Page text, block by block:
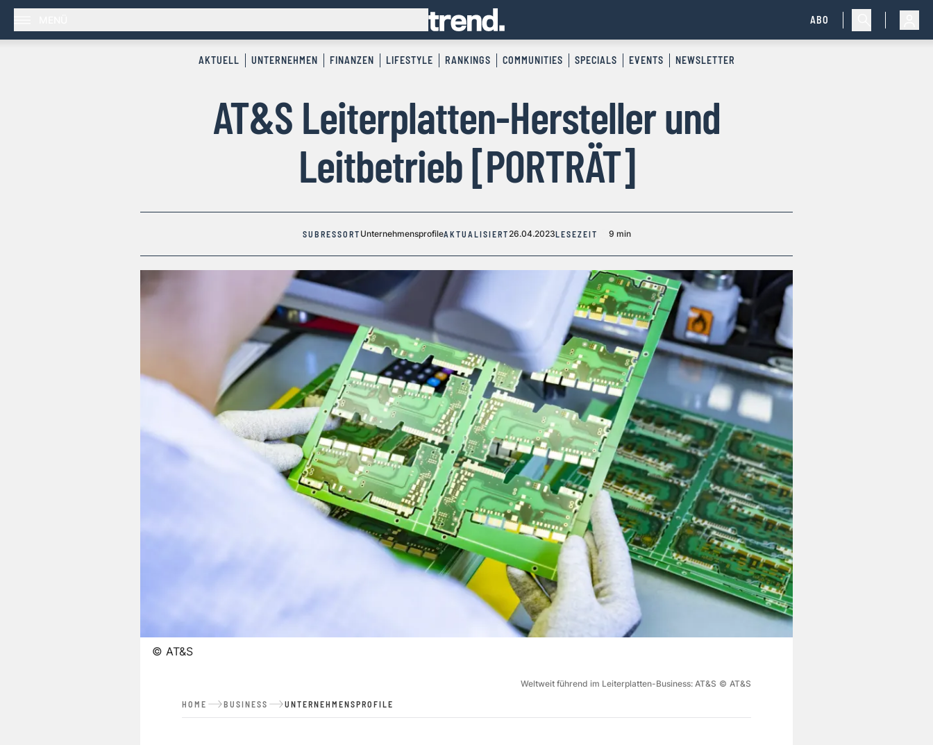
ABO
AKTUELL UNTERNEHMEN FINANZEN LIFESTYLE RANKINGS COMMUNITIES SPECIALS EVENTS NEWSLETTER
AT&S Leiterplatten-Hersteller und
Leitbetrieb [PORTRÄT]
SUBRESSORT UnternehmensprofileAKTUALISIERT26.04.2023LESEZEIT 9 min
© AT&S
Weltweit führend im Leiterplatten-Business: AT&S © AT&S
HOME BUSINESS UNTERNEHMENSPROFILE